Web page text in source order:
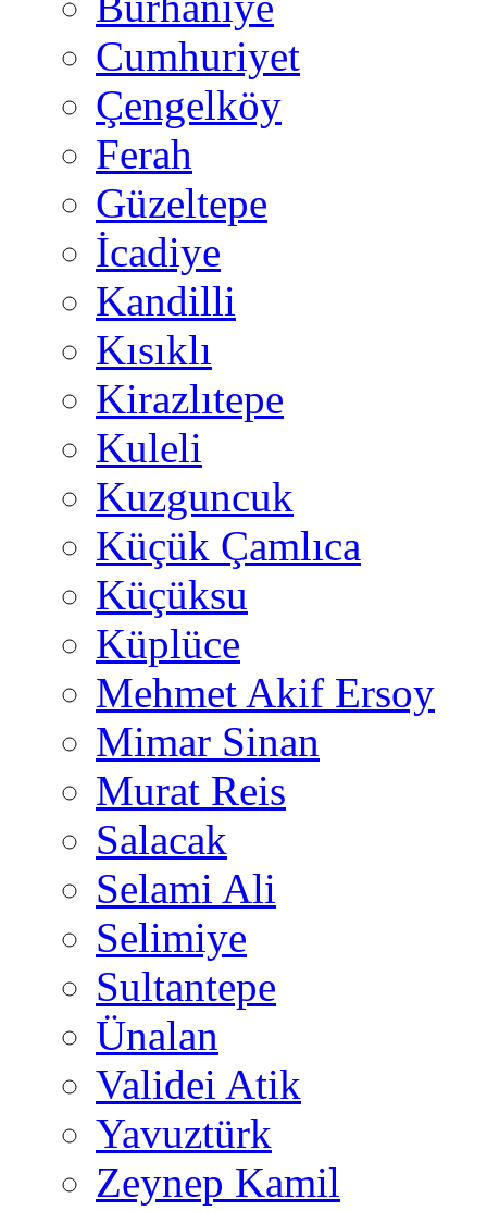
Cumhuriyet
Çengelköy
Ferah
Güzeltepe
İcadiye
Kandilli
Kısıklı
Kirazlıtepe
Kuleli
Kuzguncuk
Küçük Çamlıca
Küçüksu
Küplüce
Mehmet Akif Ersoy
Mimar Sinan
Murat Reis
Salacak
Selami Ali
Selimiye
Sultantepe
Ünalan
Validei Atik
Yavuztürk
Zeynep Kamil